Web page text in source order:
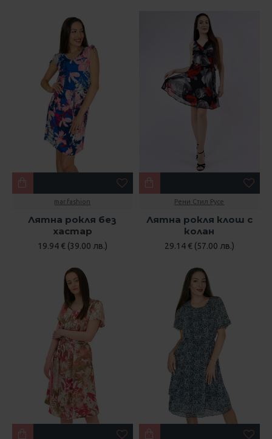
mar.fashion
Лятна рокля без
хастар
19.94 € (39.00 лв.)
Рени Стил Русе
Лятна рокля клош с
колан
29.14 € (57.00 лв.)